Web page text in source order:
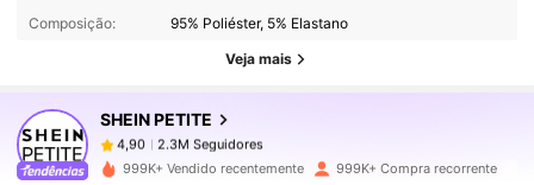
Composição:
95% Poliéster, 5% Elastano
Veja mais
SHEIN PETITE
2.3M Seguidores
4,90 2.3M Seguidores
999K+ Vendido recentemente 999K+ Compra recorrente